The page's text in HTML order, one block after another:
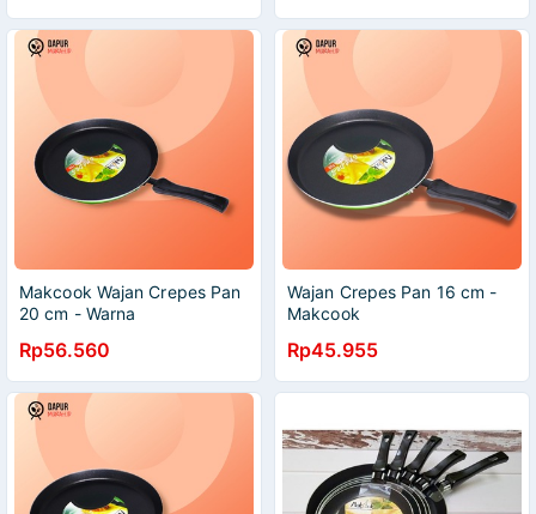
Makcook Wajan Crepes Pan
20 cm - Warna
Rp56.560
Wajan Crepes Pan 16 cm -
Makcook
Rp45.955